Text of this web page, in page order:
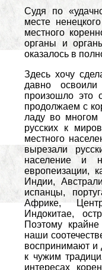
Судя по
месте
местного
органы и
оказалось в
Здесь хочу
давно
произошло это
продолжаем с
ладу во многом
русских к
местного
вырезали
население и
европеизации,
Индии,
испанцы,
Африке,
Индокитае,
Поэтому
наши
воспринимают и
к чужим
интересах